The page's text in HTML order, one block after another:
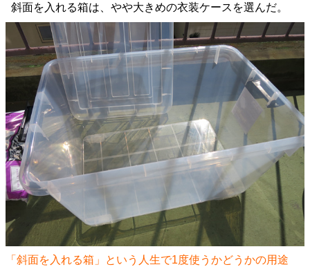
斜面を入れる箱は、やや大きめの衣装ケースを選んだ。
「斜面を入れる箱」という人生で1度使うかどうかの用途